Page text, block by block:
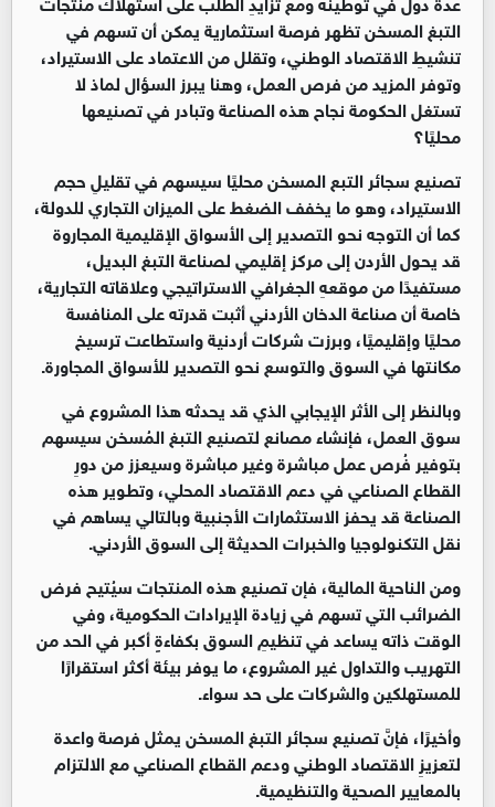
التبغ المسخن تظهر فرصة استثمارية يمكن أن تسهم في
تنشيطِ الاقتصاد الوطني، وتقلل من الاعتماد على الاستيراد،
وتوفر المزيد من فرص العمل، وهنا يبرز السؤال لماذ لا
تستغل الحكومة نجاح هذه الصناعة وتبادر في تصنيعها
محليًا؟
تصنيع سجائر التبع المسخن محليًا سيسهم في تقليلِ حجم
الاستيراد، وهو ما يخفف الضغط على الميزان التجاري للدولة،
كما أن التوجه نحو التصدير إلى الأسواق الإقليمية المجاروة
قد يحول الأردن إلى مركز إقليمي لصناعة التبغ البديل،
مستفيدًا من موقعهِ الجغرافي الاستراتيجي وعلاقاته التجارية،
خاصة أن صناعة الدخان الأردني أثبت قدرته على المنافسة
محليًا وإقليميًا، وبرزت شركات أردنية واستطاعت ترسيخ
مكانتها في السوق والتوسع نحو التصدير للأسواق المجاورة.
وبالنظر إلى الأثر الإيجابي الذي قد يحدثه هذا المشروع في
سوق العمل، فإنشاء مصانع لتصنيع التبغ المُسخن سيسهم
بتوفير فُرص عمل مباشرة وغير مباشرة وسيعزز من دورِ
القطاع الصناعي في دعم الاقتصاد المحلي، وتطوير هذه
الصناعة قد يحفز الاستثمارات الأجنبية وبالتالي يساهم في
نقل التكنولوجيا والخبرات الحديثة إلى السوق الأردني.
ومن الناحية المالية، فإن تصنيع هذه المنتجات سيُتيح فرض
الضرائب التي تسهم في زيادة الإيرادات الحكومية، وفي
الوقت ذاته يساعد في تنظيمِ السوق بكفاءةٍ أكبر في الحد من
التهريب والتداول غير المشروع، ما يوفر بيئة أكثر استقرارًا
للمستهلكين والشركات على حد سواء.
وأخيرًا، فإنَّ تصنيع سجائر التبغ المسخن يمثل فرصة واعدة
لتعزيزِ الاقتصاد الوطني ودعم القطاع الصناعي مع الالتزام
بالمعايير الصحية والتنظيمية.